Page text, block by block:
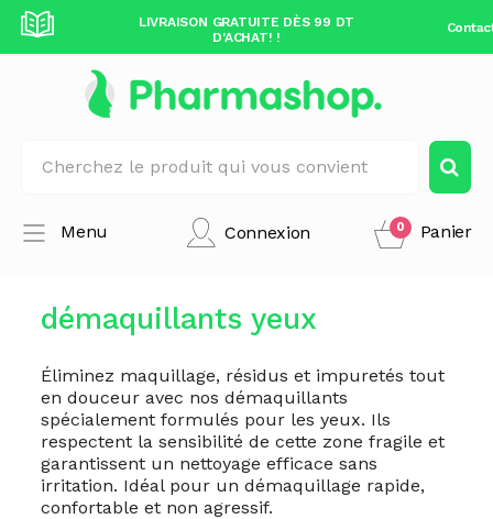
99 DT
LIVRAISON GRATUITE DÈS 99 DT
D'ACHAT! !
Connexion Panier
0
Menu
démaquillants yeux
Éliminez maquillage, résidus et impuretés tout
en douceur avec nos démaquillants
spécialement formulés pour les yeux. Ils
respectent la sensibilité de cette zone fragile et
garantissent un nettoyage efficace sans
irritation. Idéal pour un démaquillage rapide,
confortable et non agressif.